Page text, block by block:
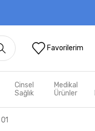
Favorilerim
Cinsel
Sağlık
Medikal
Ürünler